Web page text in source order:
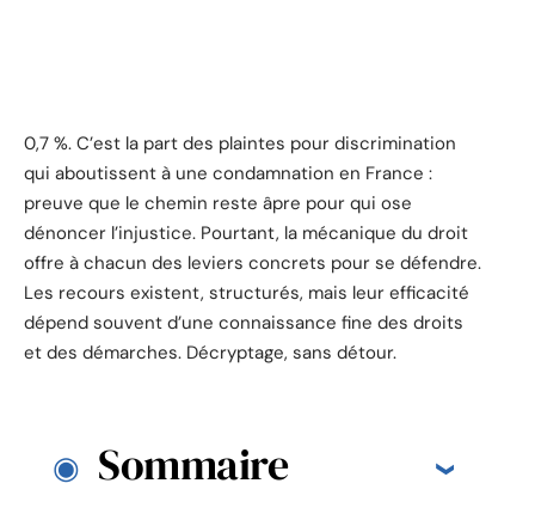
0,7 %. C’est la part des plaintes pour discrimination
qui aboutissent à une condamnation en France :
preuve que le chemin reste âpre pour qui ose
dénoncer l’injustice. Pourtant, la mécanique du droit
offre à chacun des leviers concrets pour se défendre.
Les recours existent, structurés, mais leur efficacité
dépend souvent d’une connaissance fine des droits
et des démarches. Décryptage, sans détour.
Sommaire